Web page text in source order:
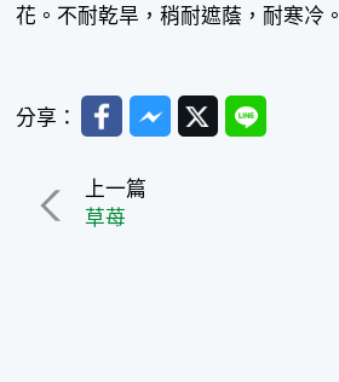
花。不耐乾旱，稍耐遮蔭，耐寒冷。
分享： FacebookMessenger
TwitterLine
上一篇
草苺